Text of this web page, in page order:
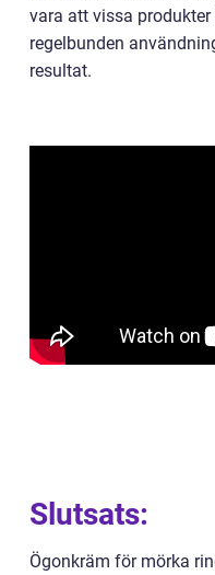
vara att vissa
regelbunden
resultat.
Slutsats:
Ögonkräm för mörka